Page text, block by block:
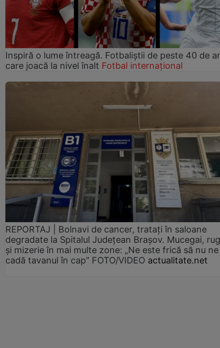
Inspiră o lume întreagă. Fotbaliștii de peste 40 de
care joacă la nivel înalt Fotbal internațional
REPORTAJ | Bolnavi de cancer, tratați în saloane
degradate la Spitalul Județean Brașov. Mucegai,
și mizerie în mai multe zone: „Ne este frică să nu ne
cadă tavanul în cap” FOTO/VIDEO actualitate.net